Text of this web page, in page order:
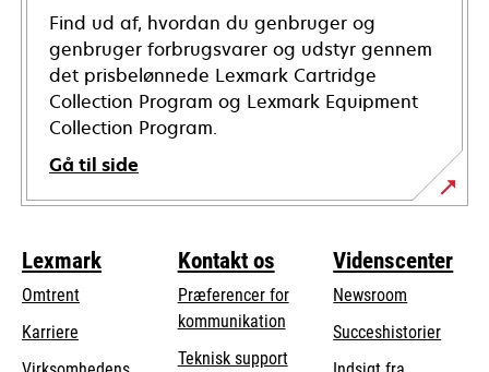
Find ud af, hvordan du genbruger og
genbruger forbrugsvarer og udstyr gennem
det prisbelønnede Lexmark Cartridge
Collection Program og Lexmark Equipment
Collection Program.
Gå til side
Lexmark
Omtrent
Karriere
Kontakt os
Præferencer for
kommunikation
Teknisk supportopens
Videnscenter
Newsroom
Succeshistorier